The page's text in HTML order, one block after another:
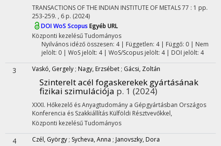
TRANSACTIONS OF THE INDIAN INSTITUTE OF METALS77 : 1 pp.
253-259. , 6 p. (2024)
DOIWoS Scopus Egyéb URL
Központi kezelésűTudományos
Nyilvános idéző összesen: 4| Független: 4 | Függő: 0 | Nem
jelölt: 0 | WoS jelölt: 4 | WoS/Scopus jelölt: 4 | DOI jelölt: 4
3 Vaskó, Gergely ; Nagy, Erzsébet ; Gácsi, Zoltán
Szinterelt acél fogaskerekek gyártásának
fizikai szimulációja p. 1 (2024)
XXXI. Hőkezelő és Anyagtudomány a Gépgyártásban Országos
Konferencia és Szakkiállítás Külföldi Résztvevőkkel,
Központi kezelésűTudományos
4 Czél, György ; Sycheva, Anna ; Janovszky, Dora